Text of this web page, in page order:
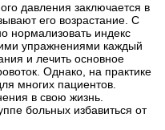
давления заключается в
его возрастание. С
нормализовать индекс
упражнениями каждый
и лечить основное
Однако, на практике
многих пациентов.
в свою жизнь.
больных избавиться от